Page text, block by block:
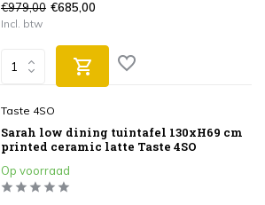
€979,00 €685,00
Incl. btw
Taste 4SO
Sarah low dining tuintafel 130xH69 cm
printed ceramic latte Taste 4SO
Op voorraad